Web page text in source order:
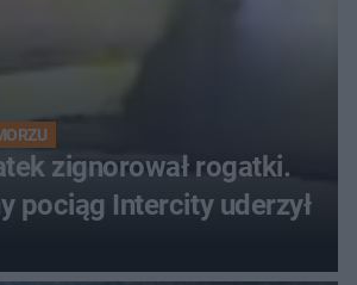
zignorował rogatki.
pociąg Intercity uderzył